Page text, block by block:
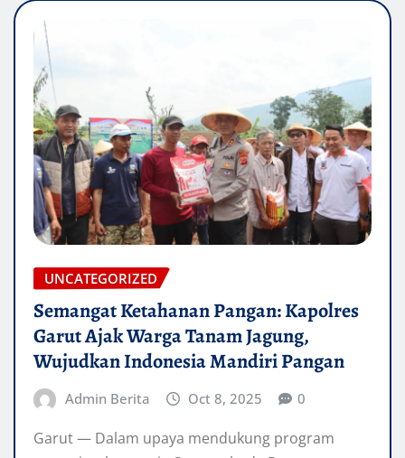
UNCATEGORIZED
Semangat Ketahanan Pangan: Kapolres
Garut Ajak Warga Tanam Jagung,
Wujudkan Indonesia Mandiri Pangan
Admin Berita Oct 8, 2025 0
Garut — Dalam upaya mendukung program